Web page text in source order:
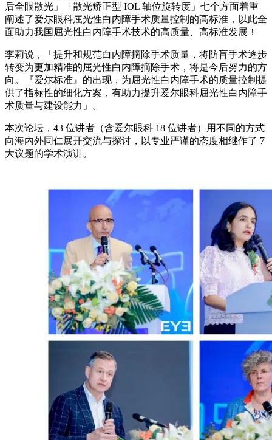
后全眼散光」「散光矫正型 IOL 轴位旋转度」七个方面着重
阐述了爱尔眼科屈光性白内障手术质量控制的高标准，以此全
面助力我国屈光性白内障手术技术的高质量、高标准发展！
李莉说，「提升和规范白内障摘除手术质量，将防盲手术逐步
转变为更加精准的屈光性白内障摘除手术，将是今后努力的方
向。『爱尔标准』的出现，为屈光性白内障手术的质量控制提
供了指标性的细化方案，有助力提升爱尔眼科屈光性白内障手
术质量与建设能力」。
本次论坛，43 位讲者（含爱尔眼科 18 位讲者）用不同的方式
向海内外同仁展开交流与探讨，以专业严谨的态度相继作了 7
大议题的学术演讲。